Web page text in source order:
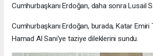
Cumhurbaşkanı Erdoğan, daha sonra Lusail
Cumhurbaşkanı Erdoğan, burada, Katar Emiri
Hamad Al Sani'ye taziye dileklerini sundu.